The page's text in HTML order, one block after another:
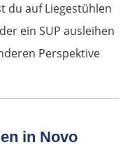
du auf Liegestühlen
ein SUP ausleihen
Perspektive
in Novo